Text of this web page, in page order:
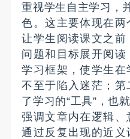
重视学生自主学习，
色。这主要体现在
让学生阅读课文之
问题和目标展开阅
学习框架，使学生
不至于陷入迷茫；
了学习的“工具”，也
强调文章内在逻辑、
通过反复出现的近义